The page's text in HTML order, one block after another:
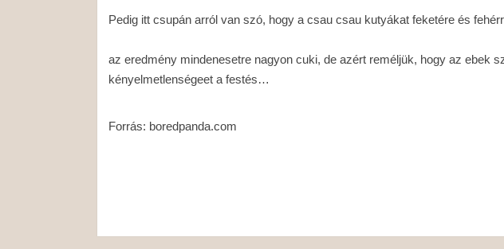
Pedig itt csupán arról van szó, hogy a csau csau kutyákat feketére és
az eredmény mindenesetre nagyon cuki, de azért reméljük, hogy az ebek
kényelmetlenségeet a festés…
Forrás: boredpanda.com